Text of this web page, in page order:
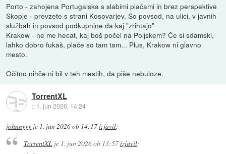
Porto - zahojena Portugalska s slabimi plačami in brez perspektive
Skopje - prevzete s strani Kosovarjev. So povsod, na ulici, v javnih
službah in povsod podkupnine da kaj "zrihtajo"
Krakow - ne me hecat, kaj boš počel na Poljskem? Če si sdamski,
lahko dobro fukaš, plače so tam tam... Plus, Krakow ni glavno
mesto.
Očitno nihče ni bil v teh mestih, da piše nebuloze.
TorrentXL
:: 1. jun 2026, 14:24
johnnyyy je 1. jun 2026 ob 14:17izjavil:
TorrentXLje 1. jun 2026 ob 13:57izjavil: